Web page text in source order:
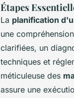
Étapes
La planification
une
clarifiées, un
techniques et
méticuleuse des
assure une